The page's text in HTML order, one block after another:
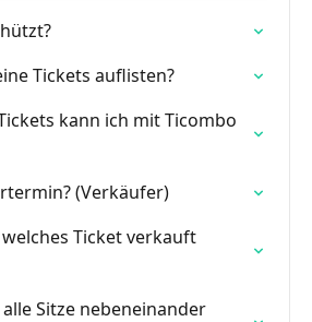
Tickets auflisten?
kann ich mit Ticombo
(Verkäufer)
Ticket verkauft
Sitze nebeneinander